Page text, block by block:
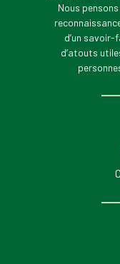
Nous
d’un
d’atouts